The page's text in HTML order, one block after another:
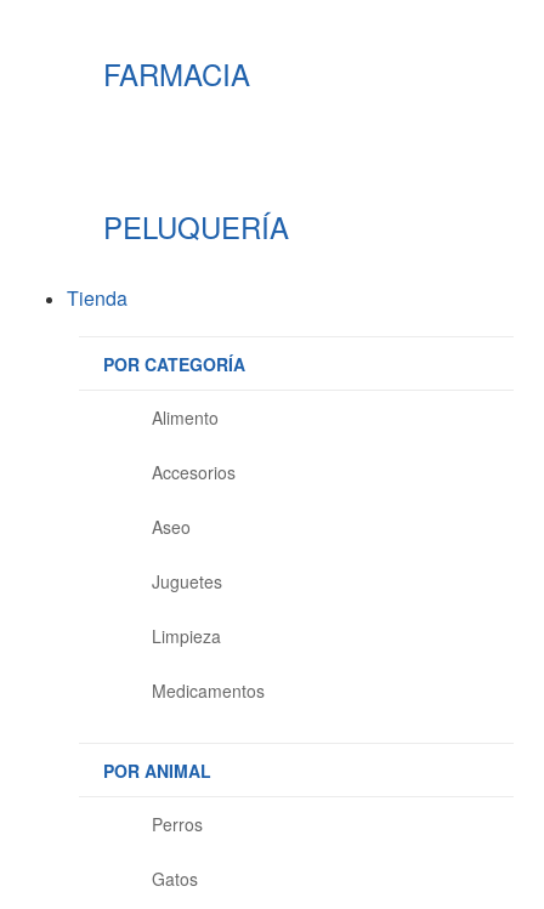
FARMACIA
PELUQUERÍA
Tienda
POR CATEGORÍA
Alimento
Accesorios
Aseo
Juguetes
Limpieza
Medicamentos
POR ANIMAL
Perros
Gatos